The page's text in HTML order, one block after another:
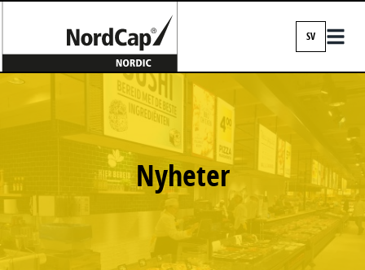
SV
NO
Nyheter